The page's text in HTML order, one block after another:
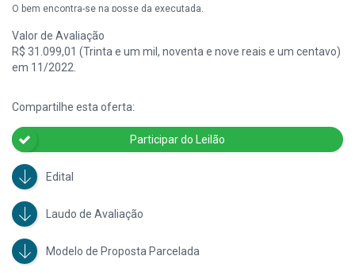
O bem encontra-se na posse da executada.
Débito desta ação no valor de R$ 695.023,97 (julho/2024).
Valor de Avaliação
R$ 31.099,01 (Trinta e um mil, noventa e nove reais e um centavo)
em 11/2022.
Compartilhe esta oferta:
Participar do Leilão
Edital
Laudo de Avaliação
Modelo de Proposta Parcelada